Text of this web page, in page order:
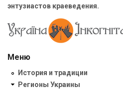
энтузиастов краеведения.
Меню
История и традиции
Регионы Украины